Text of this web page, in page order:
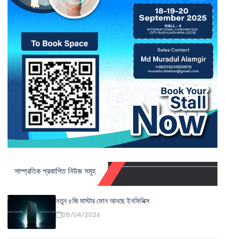
সাম্প্রতিক প্রকাশিত নিউজ সমূহ
নতুন ৫জি মাস্টার ফোন আনছে ইনফিনিক্স
08/04/2026